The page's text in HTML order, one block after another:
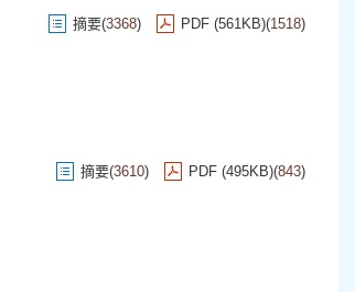
摘要(3368) PDF (561KB)(1518)
摘要(3610) PDF (495KB)(843)